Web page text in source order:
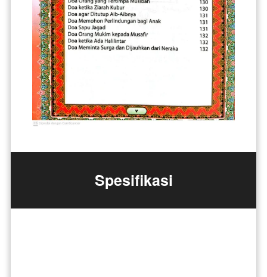
Spesifikasi